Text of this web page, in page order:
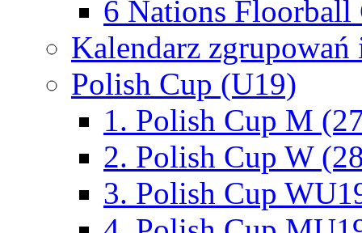
6 Nations Floorball
Kalendarz
Polish Cup (U19)
1. Polish Cup M
2. Polish Cup W
3. Polish Cup